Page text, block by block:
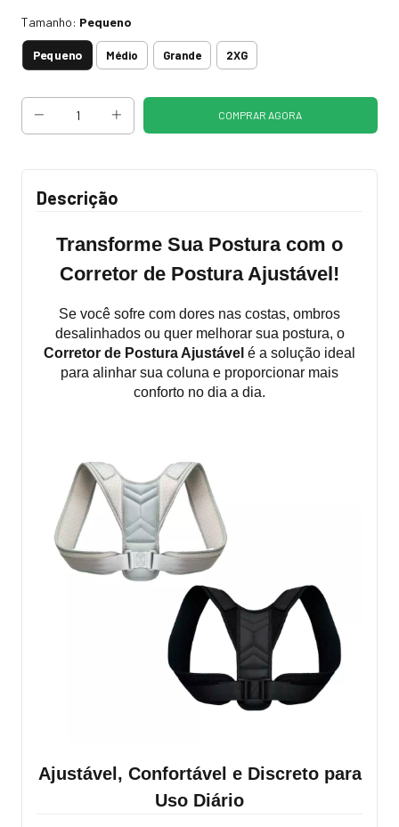
Tamanho: Pequeno
Pequeno Médio Grande 2XG
COMPRAR AGORA
Descrição
Transforme Sua Postura com o
Corretor de Postura Ajustável!
Se você sofre com dores nas costas, ombros
desalinhados ou quer melhorar sua postura, o
Corretor de Postura Ajustável é a solução ideal
para alinhar sua coluna e proporcionar mais
conforto no dia a dia.
Ajustável, Confortável e Discreto para
Uso Diário